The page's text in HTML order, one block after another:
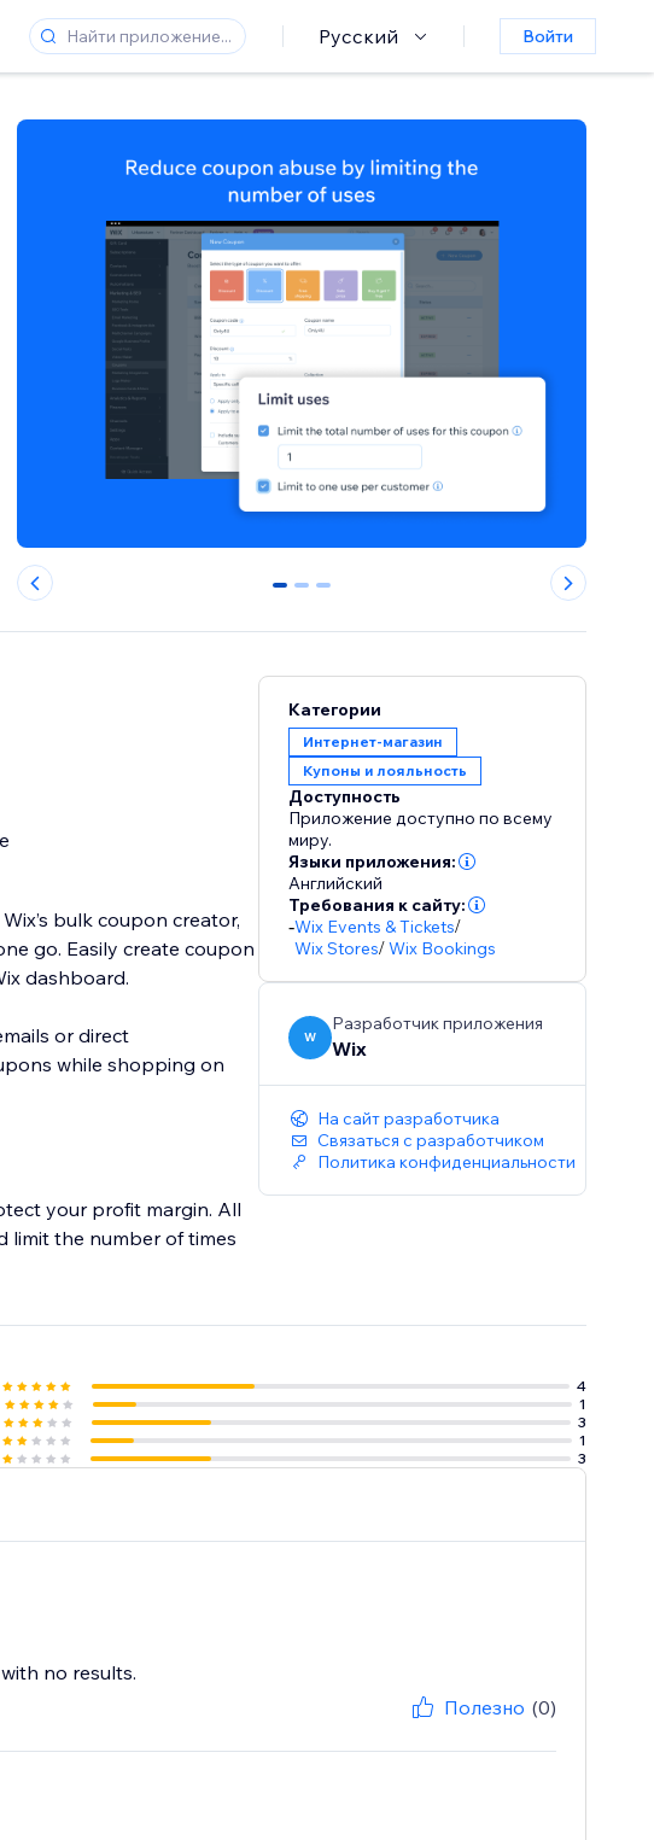
Русский Войти
0 1 2
bulk coupon creator,
go. Easily create coupon
dashboard.
or direct
while shopping on
your profit margin. All
limit the number of times
Категории
Интернет-магазин
Купоны и лояльность
Доступность
Приложение доступно по всему
миру.
Языки приложения:
Английский
Требования к сайту:
-Wix Events & Tickets/
Wix Stores/Wix Bookings
W
Разработчик приложения
Wix
На сайт разработчика
Связаться с разработчиком
Политика конфиденциальности
4
1
3
1
3
no results.
Полезно (0)